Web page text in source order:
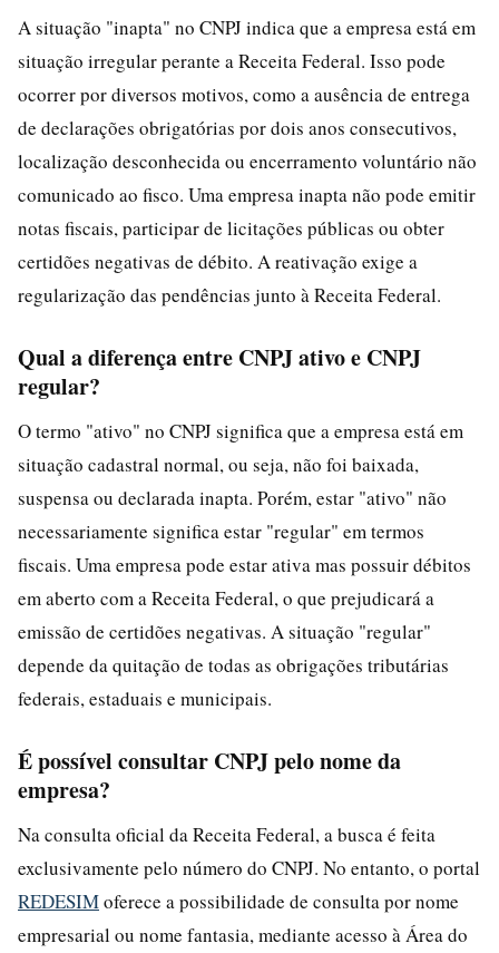
A situação "inapta" no CNPJ indica que a empresa está em
situação irregular perante a Receita Federal. Isso pode
ocorrer por diversos motivos, como a ausência de entrega
de declarações obrigatórias por dois anos consecutivos,
localização desconhecida ou encerramento voluntário não
comunicado ao fisco. Uma empresa inapta não pode emitir
notas fiscais, participar de licitações públicas ou obter
certidões negativas de débito. A reativação exige a
regularização das pendências junto à Receita Federal.
Qual a diferença entre CNPJ ativo e CNPJ
regular?
O termo "ativo" no CNPJ significa que a empresa está em
situação cadastral normal, ou seja, não foi baixada,
suspensa ou declarada inapta. Porém, estar "ativo" não
necessariamente significa estar "regular" em termos
fiscais. Uma empresa pode estar ativa mas possuir débitos
em aberto com a Receita Federal, o que prejudicará a
emissão de certidões negativas. A situação "regular"
depende da quitação de todas as obrigações tributárias
federais, estaduais e municipais.
É possível consultar CNPJ pelo nome da
empresa?
Na consulta oficial da Receita Federal, a busca é feita
exclusivamente pelo número do CNPJ. No entanto, o portal
REDESIMoferece a possibilidade de consulta por nome
empresarial ou nome fantasia, mediante acesso à Área do